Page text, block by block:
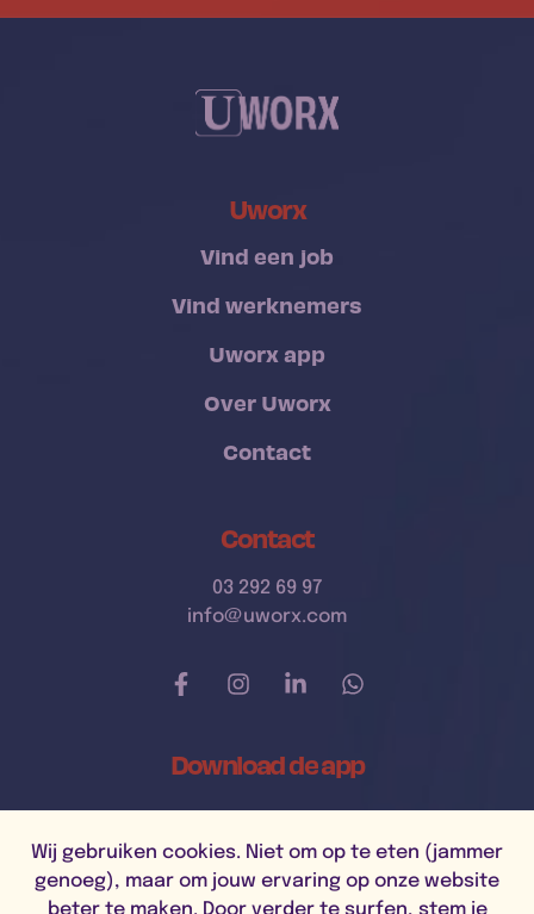
Wij gebruiken cookies. Niet om op te eten (jammer
genoeg), maar om jouw ervaring op onze website
beter te maken. Door verder te surfen, stem je
Uworx
Vind een job
Vind werknemers
Uworx app
Over Uworx
Contact
Contact
03 292 69 97
info@uworx.com
Download de app